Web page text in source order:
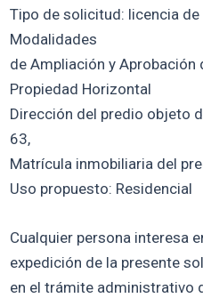
Tipo de solicitud: licencia
Modalidades
de Ampliación y Aprobación
Propiedad Horizontal
Dirección del predio objeto
63,
Matrícula inmobiliaria del
Uso propuesto: Residencial
Cualquier persona interesa
expedición de la presente
en el trámite administrativo